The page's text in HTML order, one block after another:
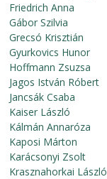
Friedrich Anna
Gábor Szilvia
Grecsó Krisztián
Gyurkovics Hunor
Hoffmann Zsuzsa
Jagos István Róbert
Jancsák Csaba
Kaiser László
Kálmán Annaróza
Kaposi Márton
Karácsonyi Zsolt
Krasznahorkai László